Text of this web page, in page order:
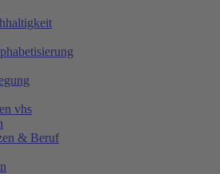
vhs
& Beruf